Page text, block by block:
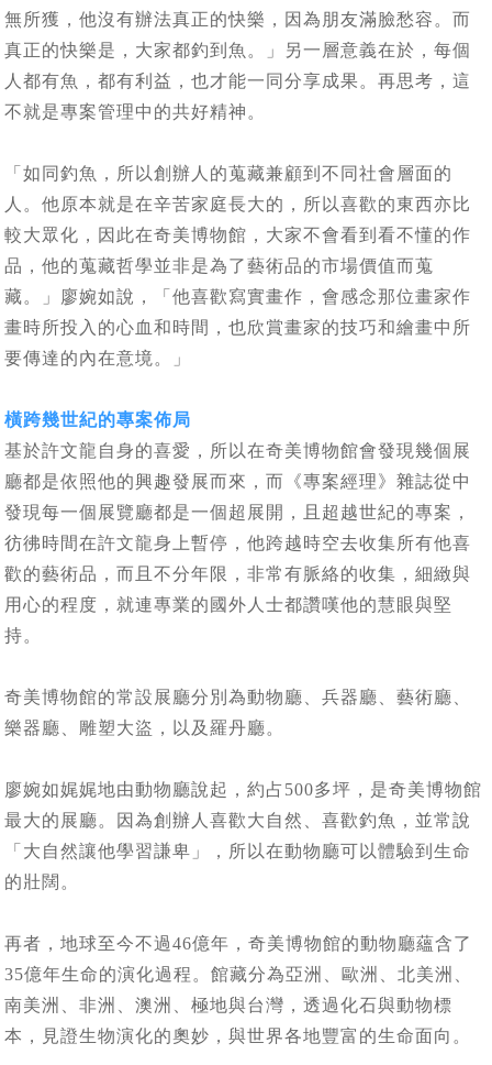
無所獲，他沒有辦法真正的快樂，因為朋友滿臉愁容。而
真正的快樂是，大家都釣到魚。」另一層意義在於，每個
人都有魚，都有利益，也才能一同分享成果。再思考，這
不就是專案管理中的共好精神。
「如同釣魚，所以創辦人的蒐藏兼顧到不同社會層面的
人。他原本就是在辛苦家庭長大的，所以喜歡的東西亦比
較大眾化，因此在奇美博物館，大家不會看到看不懂的作
品，他的蒐藏哲學並非是為了藝術品的市場價值而蒐
藏。」廖婉如說，「他喜歡寫實畫作，會感念那位畫家作
畫時所投入的心血和時間，也欣賞畫家的技巧和繪畫中所
要傳達的內在意境。」
橫跨幾世紀的專案佈局
基於許文龍自身的喜愛，所以在奇美博物館會發現幾個展
廳都是依照他的興趣發展而來，而《專案經理》雜誌從中
發現每一個展覽廳都是一個超展開，且超越世紀的專案，
彷彿時間在許文龍身上暫停，他跨越時空去收集所有他喜
歡的藝術品，而且不分年限，非常有脈絡的收集，細緻與
用心的程度，就連專業的國外人士都讚嘆他的慧眼與堅
持。
奇美博物館的常設展廳分別為動物廳、兵器廳、藝術廳、
樂器廳、雕塑大盜，以及羅丹廳。
廖婉如娓娓地由動物廳說起，約占500多坪，是奇美博物館
最大的展廳。因為創辦人喜歡大自然、喜歡釣魚，並常說
「大自然讓他學習謙卑」，所以在動物廳可以體驗到生命
的壯闊。
再者，地球至今不過46億年，奇美博物館的動物廳蘊含了
35億年生命的演化過程。館藏分為亞洲、歐洲、北美洲、
南美洲、非洲、澳洲、極地與台灣，透過化石與動物標
本，見證生物演化的奧妙，與世界各地豐富的生命面向。